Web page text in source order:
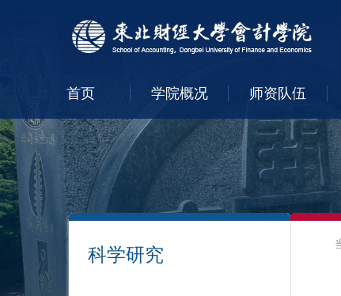
首页 学院概况 师资队伍
科学研究